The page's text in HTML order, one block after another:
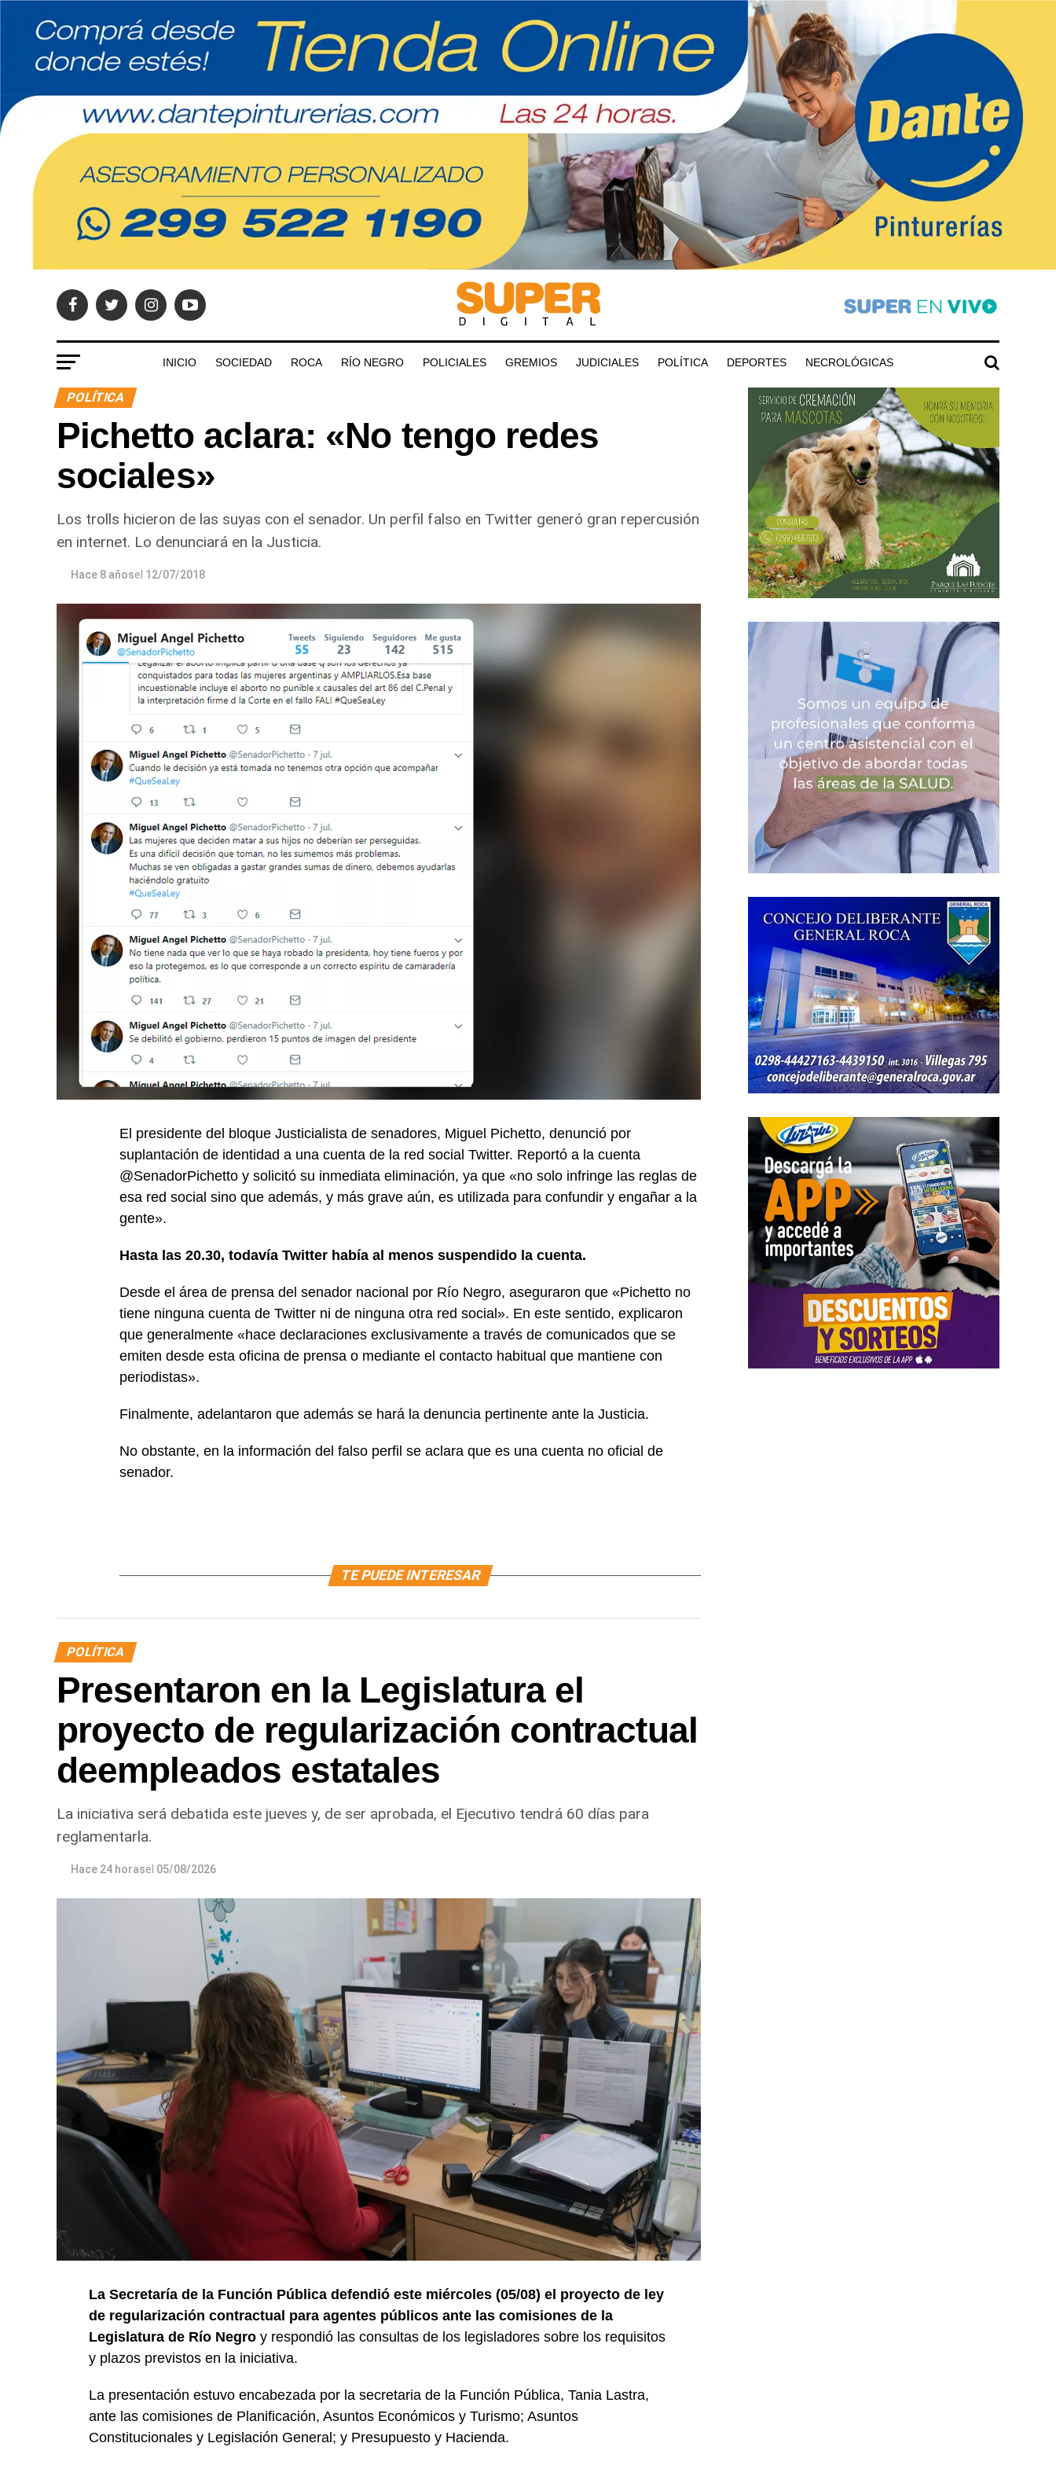
INICIO SOCIEDAD ROCA RÍO NEGRO POLICIALES GREMIOS JUDICIALES POLÍTICA DEPORTES NECROLÓGICAS
POLÍTICA
Pichetto aclara: «No tengo redes
sociales»
Los trolls hicieron de las suyas con el senador. Un perfil falso en Twitter generó gran repercusión
en internet. Lo denunciará en la Justicia.
Hace 8 añosel 12/07/2018
El presidente del bloque Justicialista de senadores, Miguel Pichetto, denunció por
suplantación de identidad a una cuenta de la red social Twitter. Reportó a la cuenta
@SenadorPichetto y solicitó su inmediata eliminación, ya que «no solo infringe las reglas de
esa red social sino que además, y más grave aún, es utilizada para confundir y engañar a la
gente».
Hasta las 20.30, todavía Twitter había al menos suspendido la cuenta.
Desde el área de prensa del senador nacional por Río Negro, aseguraron que «Pichetto no
tiene ninguna cuenta de Twitter ni de ninguna otra red social». En este sentido, explicaron
que generalmente «hace declaraciones exclusivamente a través de comunicados que se
emiten desde esta oficina de prensa o mediante el contacto habitual que mantiene con
periodistas».
Finalmente, adelantaron que además se hará la denuncia pertinente ante la Justicia.
No obstante, en la información del falso perfil se aclara que es una cuenta no oficial de
senador.
TE PUEDE INTERESAR
POLÍTICA
Presentaron en la Legislatura el
proyecto de regularización contractual
deempleados estatales
La iniciativa será debatida este jueves y, de ser aprobada, el Ejecutivo tendrá 60 días para
reglamentarla.
Hace 24 horasel 05/08/2026
La Secretaría de la Función Pública defendió este miércoles (05/08) el proyecto de ley
de regularización contractual para agentes públicos ante las comisiones de la
Legislatura de Río Negro y respondió las consultas de los legisladores sobre los requisitos
y plazos previstos en la iniciativa.
La presentación estuvo encabezada por la secretaria de la Función Pública, Tania Lastra,
ante las comisiones de Planificación, Asuntos Económicos y Turismo; Asuntos
Constitucionales y Legislación General; y Presupuesto y Hacienda.